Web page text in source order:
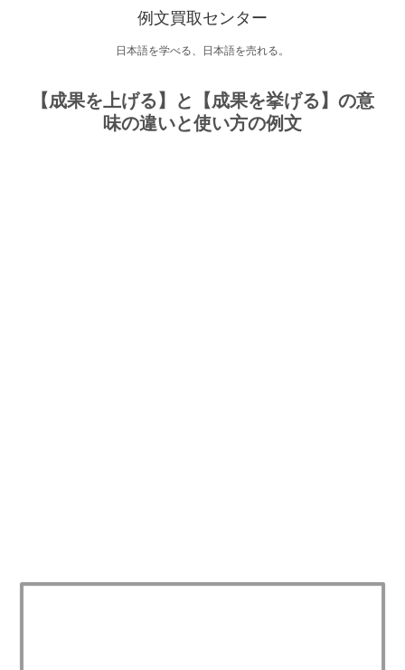
例文買取センター
日本語を学べる、日本語を売れる。
【成果を上げる】と【成果を挙げる】の意
味の違いと使い方の例文